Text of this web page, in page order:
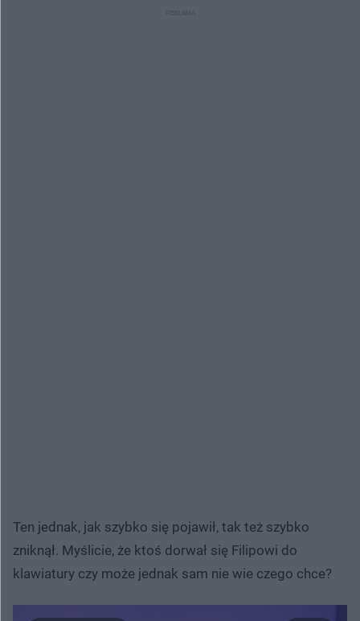
Ten jednak, jak szybko się pojawił, tak też szybko
zniknął. Myślicie, że ktoś dorwał się Filipowi do
klawiatury czy może jednak sam nie wie czego chce?